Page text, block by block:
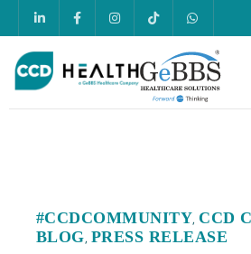
#CCDCOMMUNITY,CCD
BLOG, PRESS RELEASE